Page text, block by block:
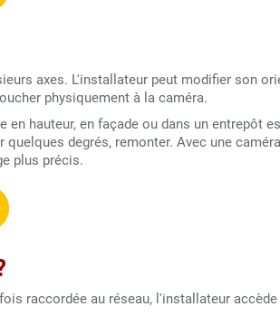
axes. L'installateur peut modifier son
physiquement à la caméra.
hauteur, en façade ou dans un entrepôt
degrés, remonter. Avec une
plus précis.
raccordée au réseau, l'installateur